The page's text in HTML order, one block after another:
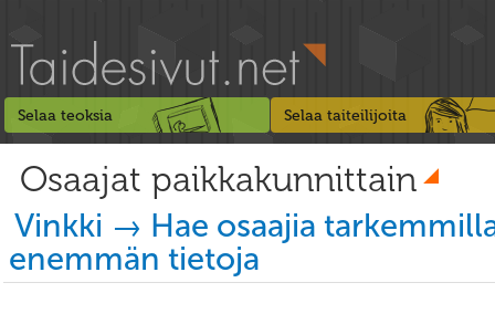
Selaa teoksia Selaa taiteilijoita
Osaajat paikkakunnittain
Vinkki → Hae osaajia
enemmän tietoja